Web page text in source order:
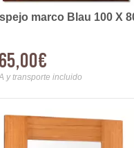
marco Blau 100 X
y transporte incluido